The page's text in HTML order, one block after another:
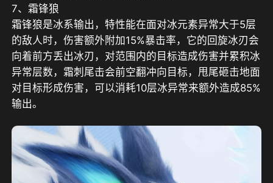
7、霜锋狼
霜锋狼是冰系输出，特性能在面对冰元素异常大于5层
的敌人时，伤害额外附加15%暴击率，它的回旋冰刃会
向着前方丢出冰刃，对范围内的目标造成伤害并累积冰
异常层数，霜刺尾击会前空翻冲向目标，甩尾砸击地面
对目标形成伤害，可以消耗10层冰异常来额外造成85%
输出。